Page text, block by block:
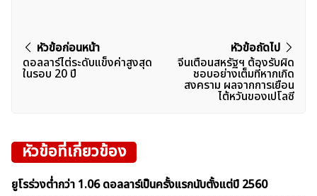
แนะแนว
เรื่อง
หัวข้อก่อนหน้า
ดอลลาร์ไต่ระดับแข็งค่าสูงสุด
ในรอบ 20 ปี
หัวข้อถัดไป
จีนเตือนสหรัฐฯ ต้องรับผิด
ชอบอย่างเต็มที่หากเกิด
สงคราม ผลจากการเยือน
ไต้หวันของเปโลซี
หัวข้อที่เกี่ยวข้อง
ยูโรร่วงต่ำกว่า 1.06 ดอลลาร์เป็นครั้งแรกนับตั้งแต่ปี 2560